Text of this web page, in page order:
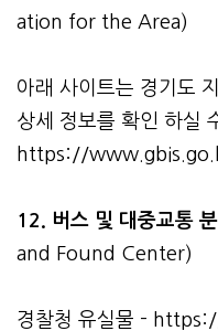
ation for the Area)
아래 사이트는 경기도
상세 정보를 확인 하실
https://
12. 버스 및 대중교통
and Found Center)
경찰청 유실물 -